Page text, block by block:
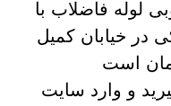
لوله فاضلاب با
در خیابان کمیل
و وارد سایت